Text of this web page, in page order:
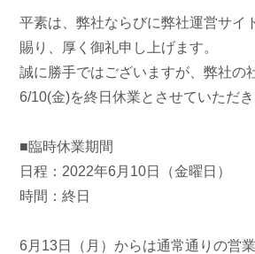
平素は、弊社ならびに弊社運営サイ
賜り、厚く御礼申し上げます。
誠に勝手ではございますが、弊社の
6/10(金)を終日休業とさせていただき
■臨時休業期間
日程：2022年6月10日（金曜日）
時間：終日
6月13日（月）からは通常通りの営業